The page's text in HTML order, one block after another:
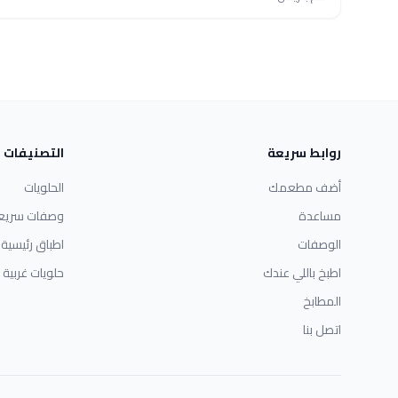
روابط سريعة
أضف مطعمك
مساعدة
الوصفات
اطبخ باللي عندك
المطابخ
اتصل بنا
التصنيفات
الحلويات
وصفات
اطباق رئيسية
حلويات غربية